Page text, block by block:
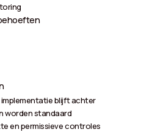
blijft achter
worden standaard
en permissieve controles